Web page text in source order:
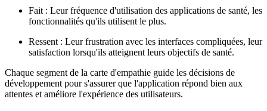
Fait : Leur fréquence d'utilisation des applications de santé, les
fonctionnalités qu'ils utilisent le plus.
Ressent : Leur frustration avec les interfaces compliquées, leur
satisfaction lorsqu'ils atteignent leurs objectifs de santé.
Chaque segment de la carte d'empathie guide les décisions de
développement pour s'assurer que l'application répond bien aux
attentes et améliore l'expérience des utilisateurs.